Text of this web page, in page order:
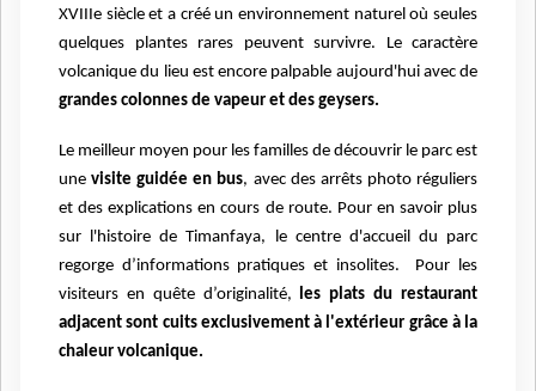
XVIIIe siècle et a créé un environnement naturel où seules
quelques plantes rares peuvent survivre. Le caractère
volcanique du lieu est encore palpable aujourd'hui avec de
grandes colonnes de vapeur et des geysers.
Le meilleur moyen pour les familles de découvrir le parc est
une visite guidée en bus, avec des arrêts photo réguliers
et des explications en cours de route. Pour en savoir plus
sur l'histoire de Timanfaya, le centre d'accueil du parc
regorge d’informations pratiques et insolites. Pour les
visiteurs en quête d’originalité, les plats du restaurant
adjacent sont cuits exclusivement à l'extérieur grâce à la
chaleur volcanique.